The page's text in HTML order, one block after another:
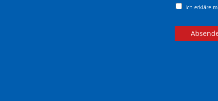
Ich erkläre